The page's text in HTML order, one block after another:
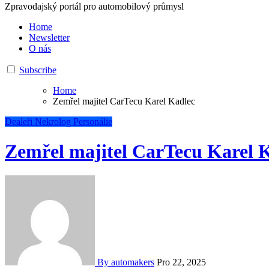
Zpravodajský portál pro automobilový průmysl
Home
Newsletter
O nás
Subscribe
Home
Zemřel majitel CarTecu Karel Kadlec
Dealeři Nekrolog Personálie
Zemřel majitel CarTecu Karel
By automakers Pro 22, 2025